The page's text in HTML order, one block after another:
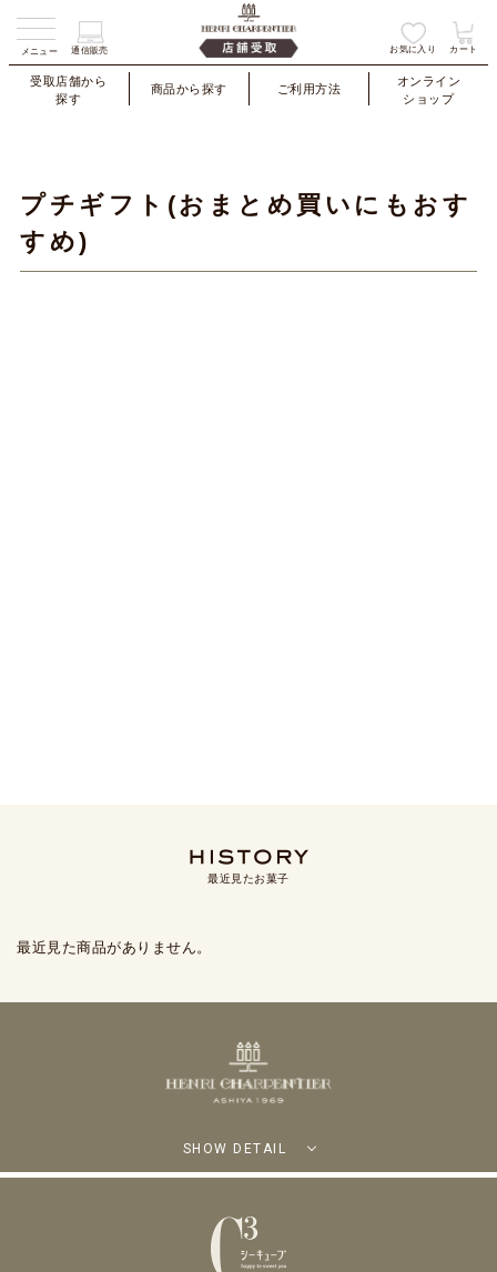
メニュー 通信販売 お気に入り カート
受取店舗から
探す
商品から探す ご利用方法
オンライン
ショップ
プチギフト(おまとめ買いにもおす
すめ)
最近見たお菓子
最近見た商品がありません。
SHOW DETAIL